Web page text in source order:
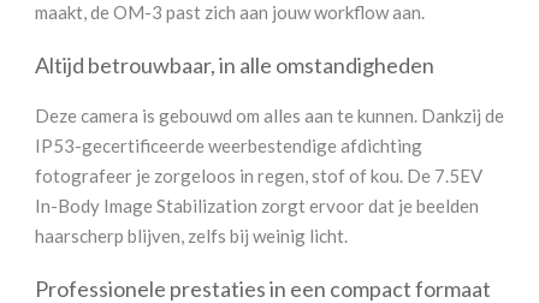
maakt, de OM-3 past zich aan jouw workflow aan.
Altijd betrouwbaar, in alle omstandigheden
Deze camera is gebouwd om alles aan te kunnen. Dankzij de
IP53-gecertificeerde weerbestendige afdichting
fotografeer je zorgeloos in regen, stof of kou. De 7.5EV
In-Body Image Stabilization zorgt ervoor dat je beelden
haarscherp blijven, zelfs bij weinig licht.
Professionele prestaties in een compact formaat